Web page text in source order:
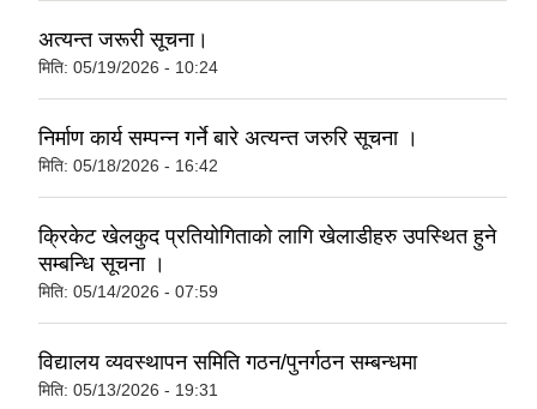
अत्यन्त जरूरी सूचना।
मिति: 05/19/2026 - 10:24
निर्माण कार्य सम्पन्न गर्ने बारे अत्यन्त जरुरि सूचना ।
मिति: 05/18/2026 - 16:42
क्रिकेट खेलकुद प्रतियोगिताको लागि खेलाडीहरु उपस्थित हुने
सम्बन्धि सूचना ।
मिति: 05/14/2026 - 07:59
विद्यालय व्यवस्थापन समिति गठन/पुनर्गठन सम्बन्धमा
मिति: 05/13/2026 - 19:31